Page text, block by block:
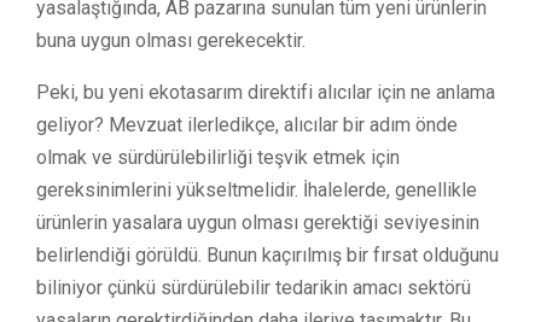
yasalaştığında, AB pazarına sunulan tüm yeni ürünlerin
buna uygun olması gerekecektir.
Peki, bu yeni ekotasarım direktifi alıcılar için ne anlama
geliyor? Mevzuat ilerledikçe, alıcılar bir adım önde
olmak ve sürdürülebilirliği teşvik etmek için
gereksinimlerini yükseltmelidir. İhalelerde, genellikle
ürünlerin yasalara uygun olması gerektiği seviyesinin
belirlendiği görüldü. Bunun kaçırılmış bir fırsat olduğunu
biliniyor çünkü sürdürülebilir tedarikin amacı sektörü